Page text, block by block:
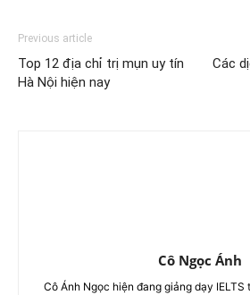
Previous article
Top 12 địa chỉ trị mụn uy tín
Hà Nội hiện nay
Các
Cô Ngọc Ánh
Cô Ánh Ngọc hiện đang giảng dạy IELTS